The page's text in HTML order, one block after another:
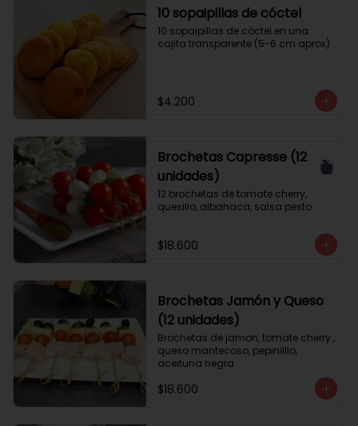
10 sopaipillas de cóctel
10 sopaipillas de cóctel en una
cajita transparente (5-6 cm aprox)
$4.200
Brochetas Capresse (12
unidades)
12 brochetas de tomate cherry,
quesillo, albahaca, salsa pesto.
$18.600
Brochetas Jamón y Queso
(12 unidades)
Brochetas de jamon, tomate cherry ,
queso mantecoso, pepinilllo,
aceituna negra
$18.600